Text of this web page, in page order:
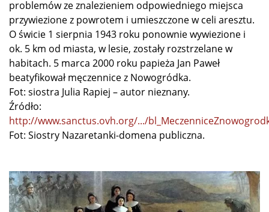
problemów ze znalezieniem odpowiedniego miejsca
przywiezione z powrotem i umieszczone w celi aresztu.
O świcie 1 sierpnia 1943 roku ponownie wywiezione i
ok. 5 km od miasta, w lesie, zostały rozstrzelane w
habitach. 5 marca 2000 roku papieża Jan Paweł
beatyfikował męczennice z Nowogródka.
Fot: siostra Julia Rapiej – autor nieznany.
Źródło:
http://www.sanctus.ovh.org/.../
Fot: Siostry Nazaretanki-domena publiczna.